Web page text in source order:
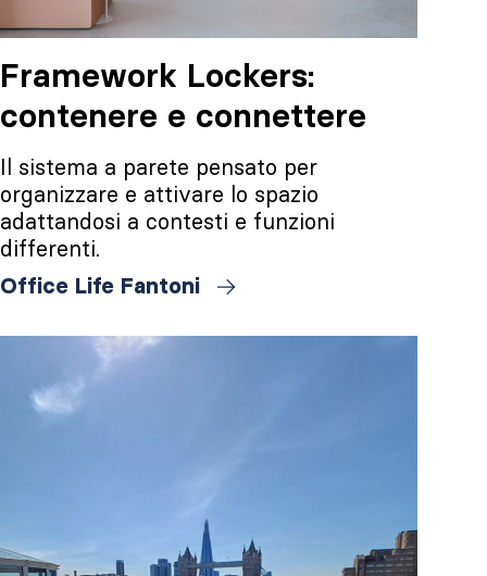
Framework Lockers:
contenere e connettere
Il sistema a parete pensato per
organizzare e attivare lo spazio
adattandosi a contesti e funzioni
differenti.
Office Life Fantoni